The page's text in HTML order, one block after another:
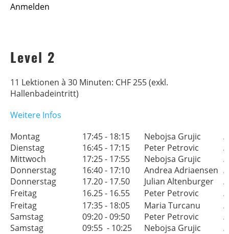
Anmelden
Level 2
11 Lektionen à 30 Minuten: CHF 255 (exkl.
Hallenbadeintritt)
Weitere Infos
Montag
17:45 - 18:15 Nebojsa Grujic
Dienstag
16:45 - 17:15 Peter Petrovic
Mittwoch
17:25 - 17:55 Nebojsa Grujic
Donnerstag
16:40 - 17:10 Andrea Adriaensen
Donnerstag
17.20 - 17.50 Julian Altenburger
Freitag
16.25 - 16.55 Peter Petrovic
Freitag
17:35 - 18:05 Maria Turcanu
Samstag
09:20 - 09:50 Peter Petrovic
Samstag
09:55 - 10:25 Nebojsa Grujic